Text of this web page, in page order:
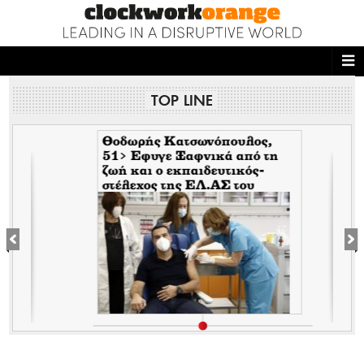
NEWS DESK
THE ONES WHO DO
MAGAZINE
TOP LINE
Θοδωρής Κατσωνόπουλος,
51> Εφυγε Ξαφνικά από τη
ζωή και ο εκπαιδευτικός-
στέλεχος της EΛ.ΑΣ του
Τσίπρα, λίγο αφότου έφυγε
ξαφνικά και ο Ανδρέας
Μπρακούλιας, 55 του
Mέρα25